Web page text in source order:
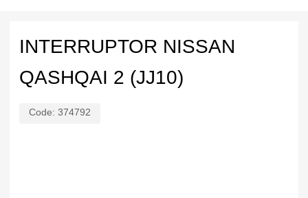
INTERRUPTOR NISSAN
QASHQAI 2 (JJ10)
Code: 374792